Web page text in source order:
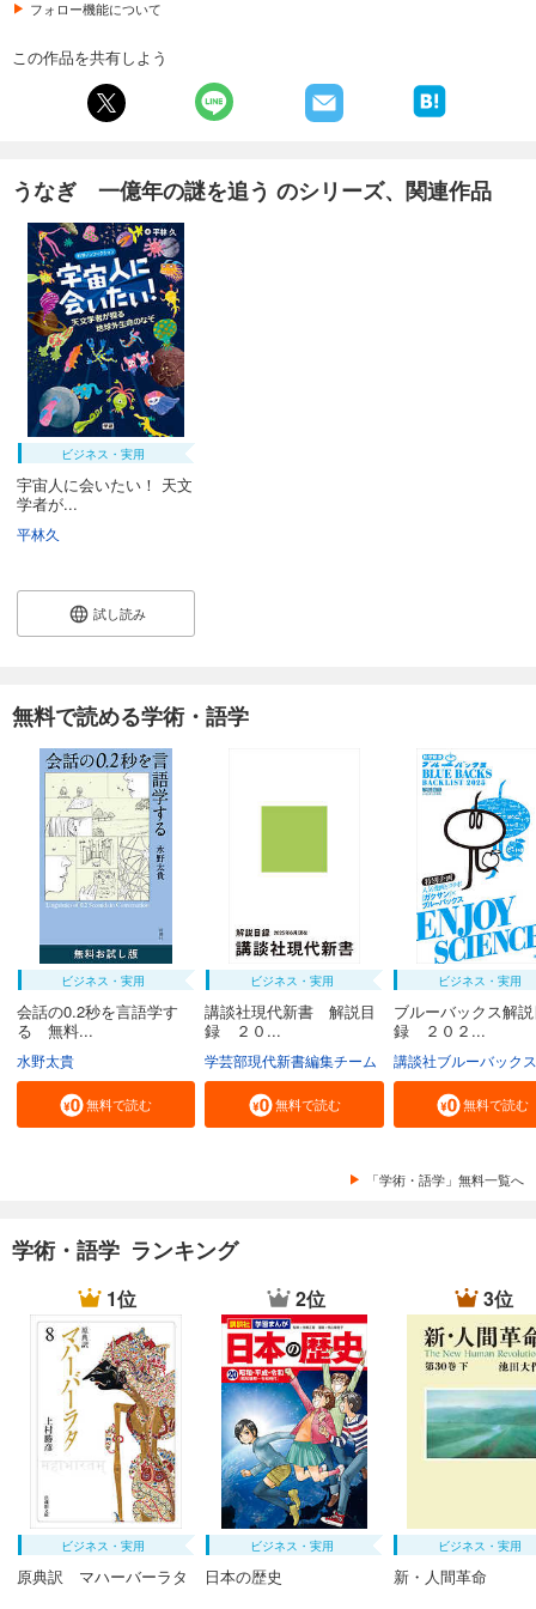
フォロー機能について
この作品を共有しよう
うなぎ 一億年の謎を追う のシリーズ、関連作品
ビジネス・実用
宇宙人に会いたい！ 天文
学者が...
平林久
試し読み
無料で読める学術・語学
ビジネス・実用
会話の0.2秒を言語学す
る 無料...
水野太貴
無料で読む
ビジネス・実用
講談社現代新書 解説目
録 ２０...
学芸部現代新書編集チーム
無料で読む
ビジネス・実用
ブルーバックス解
録 ２０２...
講談社ブルーバックス
無料で読む
「学術・語学」無料一覧へ
学術・語学 ランキング
1位
ビジネス・実用
原典訳 マハーバーラタ
2位
ビジネス・実用
日本の歴史
3位
ビジネス・実用
新・人間革命